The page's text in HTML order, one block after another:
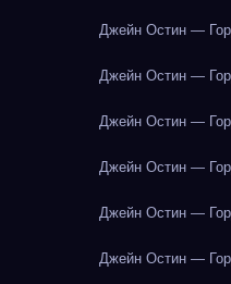
Джейн Остин —
Джейн Остин —
Джейн Остин —
Джейн Остин —
Джейн Остин —
Джейн Остин —